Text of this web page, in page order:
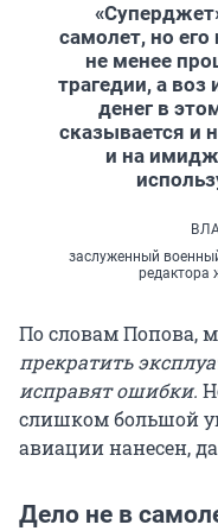
самолет, но
не менее
трагедии, а
денег в
сказывается и
и на
заслуженный
редактора
По словам Попова,
прекратить
исправят ошибки.
слишком большой
авиации нанесен,
Дело не в